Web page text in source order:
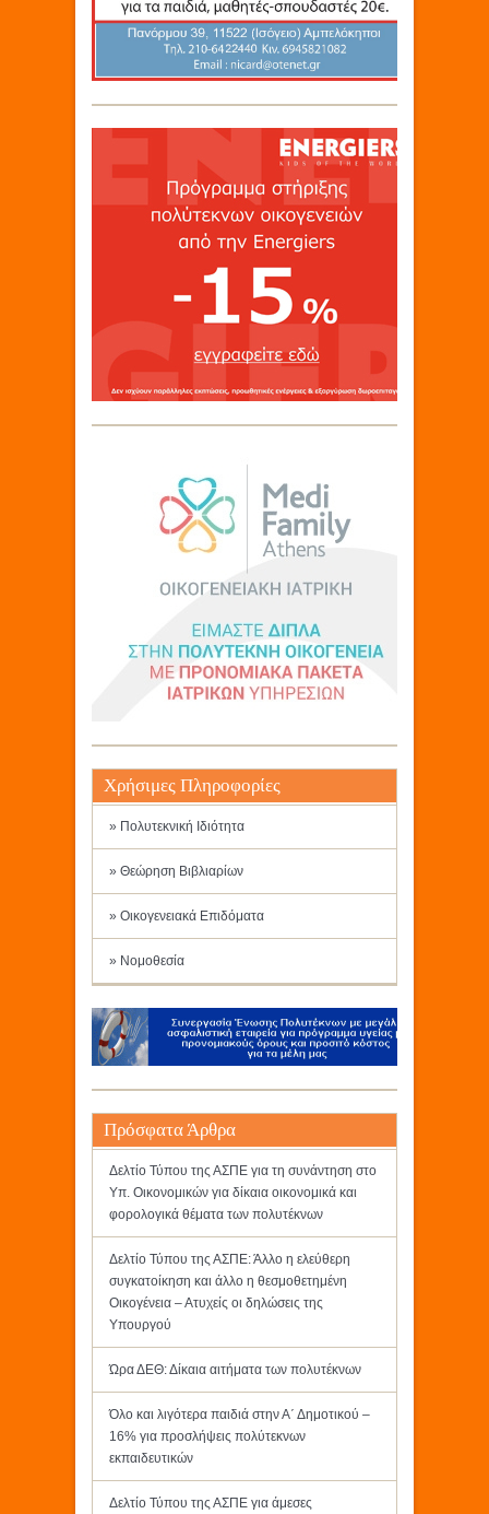
Χρήσιμες Πληροφορίες
» Πολυτεκνική Ιδιότητα
» Θεώρηση Βιβλιαρίων
» Οικογενειακά Επιδόματα
» Νομοθεσία
Πρόσφατα Άρθρα
Δελτίο Τύπου της ΑΣΠΕ για τη συνάντηση στο
Υπ. Οικονομικών για δίκαια οικονομικά και
φορολογικά θέματα των πολυτέκνων
Δελτίο Τύπου της ΑΣΠΕ: Άλλο η ελεύθερη
συγκατοίκηση και άλλο η θεσμοθετημένη
Οικογένεια – Ατυχείς οι δηλώσεις της
Υπουργού
Ώρα ΔΕΘ: Δίκαια αιτήματα των πολυτέκνων
Όλο και λιγότερα παιδιά στην Α΄ Δημοτικού –
16% για προσλήψεις πολύτεκνων
εκπαιδευτικών
Δελτίο Τύπου της ΑΣΠΕ για άμεσες